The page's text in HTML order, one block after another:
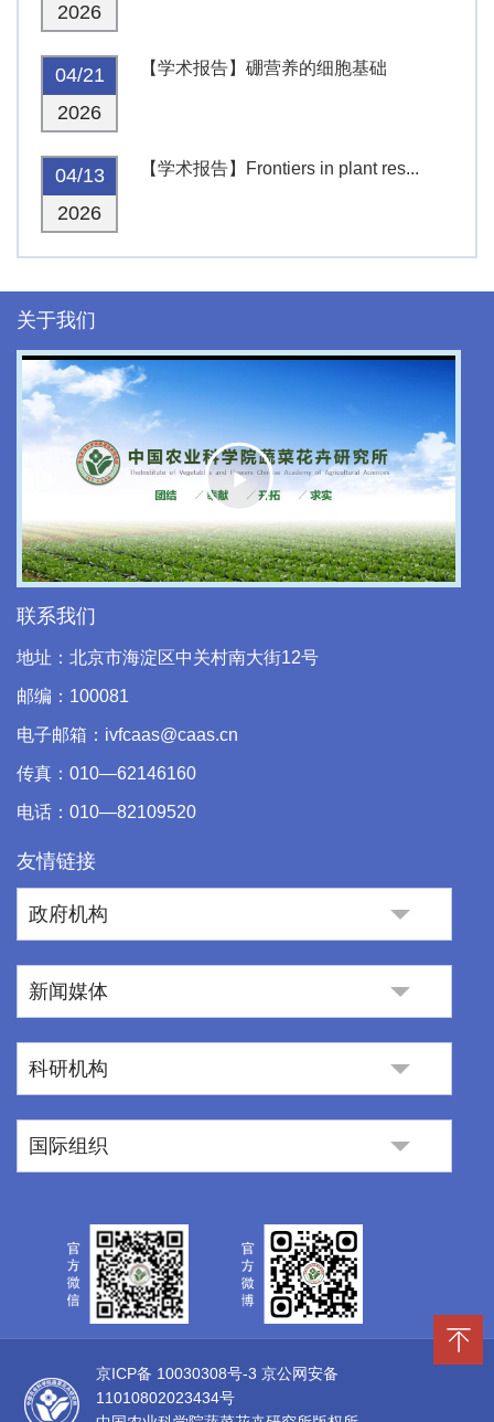
2026
04/21
2026
【学术报告】硼营养的细胞基础
04/13
2026
【学术报告】Frontiers in plant res...
关于我们
Play
Video
联系我们
地址：北京市海淀区中关村南大街12号
邮编：100081
电子邮箱：ivfcaas@caas.cn
传真：010—62146160
电话：010—82109520
友情链接
政府机构
新闻媒体
科研机构
国际组织
京ICP备 10030308号-3 京公网安备
11010802023434号